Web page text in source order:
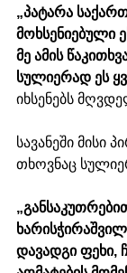
„პატარა
მოხსენიებული
მე ამის
სულიერად ეს
იხსენებს
სავანეში მისი
თხოვნაც
დავადგი ფეხი,